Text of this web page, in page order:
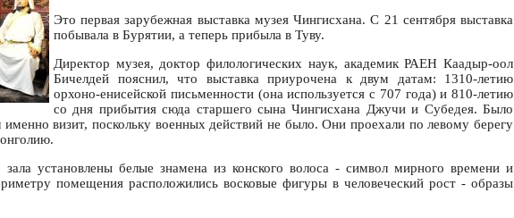
Это первая зарубежная выставка музея Чингисхана. С 21 сентября выставка
побывала в Бурятии, а теперь прибыла в Туву.
Директор музея, доктор филологических наук, академик РАЕН Каадыр-оол
Бичелдей пояснил, что выставка приурочена к двум датам: 1310-летию
орхоно-енисейской письменности (она используется с 707 года) и 810-летию
со дня прибытия сюда старшего сына Чингисхана Джучи и Субедея. Было
визит, поскольку военных действий не было. Они проехали по левому берегу
зала установлены белые знамена из конского волоса - символ мирного времени и
помещения расположились восковые фигуры в человеческий рост - образы